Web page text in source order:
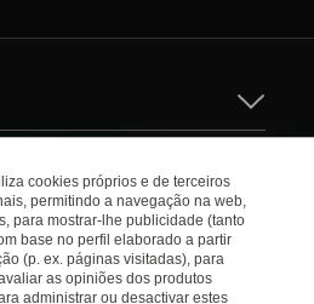
cookies próprios e de terceiros
permitindo a navegação na web,
para mostrar-lhe publicidade (tanto
base no perfil elaborado a partir
(p. ex. páginas visitadas), para
as opiniões dos produtos
administrar ou desactivar estes